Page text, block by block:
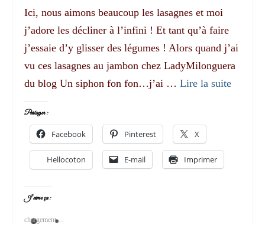
Ici, nous aimons beaucoup les lasagnes et moi
j’adore les décliner à l’infini ! Et tant qu’à faire
j’essaie d’y glisser des légumes ! Alors quand j’ai
vu ces lasagnes au jambon chez LadyMilonguera
du blog Un siphon fon fon…j’ai … Lire la suite­­
Partager :
Facebook Pinterest X
Hellocoton E-mail Imprimer
J’aime ça :
chargement…